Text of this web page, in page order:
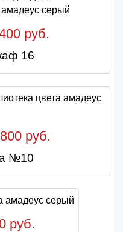
руб.
16
руб.
№10
руб.